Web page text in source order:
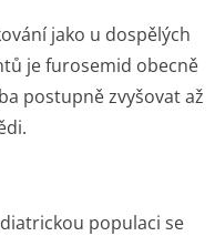
jako u dospělých
je furosemid obecně
postupně zvyšovat až
populaci se